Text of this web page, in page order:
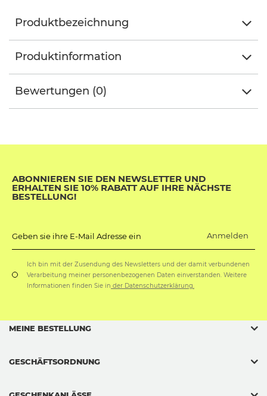
Produktbezeichnung
Produktinformation
Bewertungen (0)
ABONNIEREN SIE DEN NEWSLETTER UND
ERHALTEN SIE 10% RABATT AUF IHRE NÄCHSTE
BESTELLUNG!
Geben sie ihre E-Mail Adresse ein Anmelden
Ich bin mit der Zusendung des Newsletters und der damit verbundenen
Verarbeitung meiner personenbezogenen Daten einverstanden. Weitere
Informationen finden Sie in der Datenschutzerklärung.
MEINE BESTELLUNG
GESCHÄFTSORDNUNG